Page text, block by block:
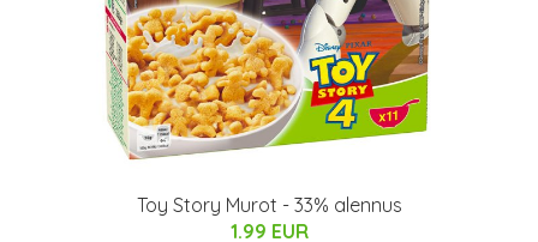
Toy Story Murot - 33% alennus
1.99 EUR